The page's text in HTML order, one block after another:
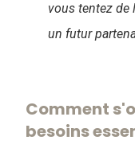
vous tentez de
un futur
Comment
besoins